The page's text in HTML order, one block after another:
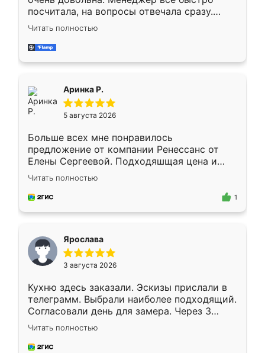
посчитала, на вопросы отвечала сразу.
Замерщик приехал в субботу, подошёл к
делу со всей ответственностью. Собрали
за день, ребята работали аккуратно, даже
Читать полностью
Аринка Р.
5 августа 2026
Больше всех мне понравилось
предложение от компании Ренессанс от
Елены Сергеевой. Подходяшщая цена и
короткие сроки изготовления. Приехавший
для замера сотрудник Владислав
предложил по моему эскизу самый
Читать полностью
1
Ярослава
3 августа 2026
Кухню здесь заказали. Эскизы прислали в
телеграмм. Выбрали наиболее подходящий.
Согласовали день для замера. Через 3
недели кухня была уже готова. Остались
довольны работой. Спасибо Ренессанс
мебель за качественную работу!
Читать полностью